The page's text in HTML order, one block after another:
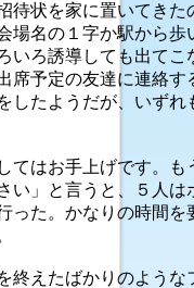
待状を家に置いてきた
場名の１字か駅から歩
いろ誘導しても出てこ
席予定の友達に連絡す
したようだが、いずれ
てはお手上げです。も
い」と言うと、５人は
った。かなりの時間を
終えたばかりのような